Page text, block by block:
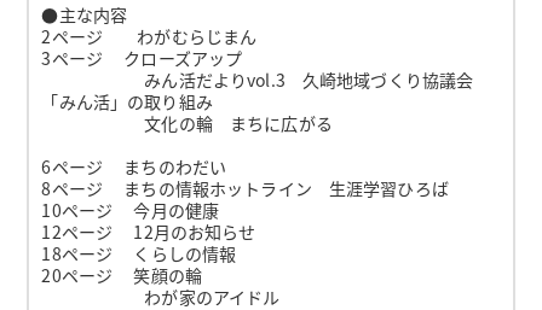
●主な内容
2ページ わがむらじまん
3ページ クローズアップ
みん活だよりvol.3 久崎地域づくり協議会
「みん活」の取り組み
文化の輪 まちに広がる
6ページ まちのわだい
8ページ まちの情報ホットライン 生涯学習ひろば
10ページ 今月の健康
12ページ 12月のお知らせ
18ページ くらしの情報
20ページ 笑顔の輪
わが家のアイドル